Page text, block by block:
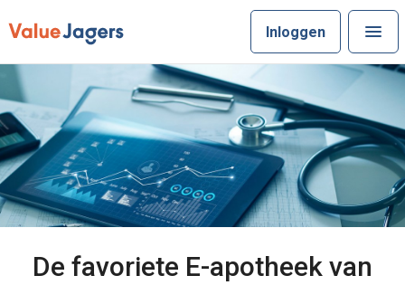
Inloggen
De favoriete E-apotheek van